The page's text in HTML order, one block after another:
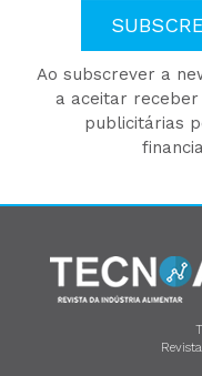
Ao subscrever a
a aceitar
publicitárias